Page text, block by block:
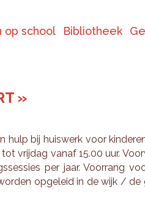
op school Bibliotheek
»
hulp bij huis­werk voor
vrij­dag vanaf 15.00 uur.
per jaar. Voor­rang
op­ge­leid in de wijk / de